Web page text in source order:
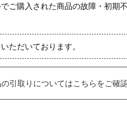
ご購入された商品の故障・初期
ただいております。
引取りについてはこちらをご確